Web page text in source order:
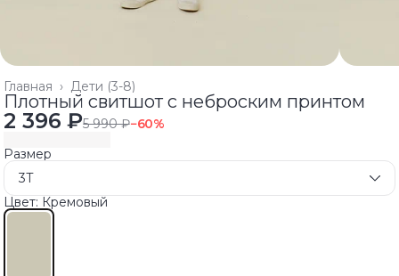
Дети (3-8)
Главная ›
Плотный свитшот с неброским принтом
2 396 ₽5 990 ₽−60%
Размер
3T
Цвет: Кремовый